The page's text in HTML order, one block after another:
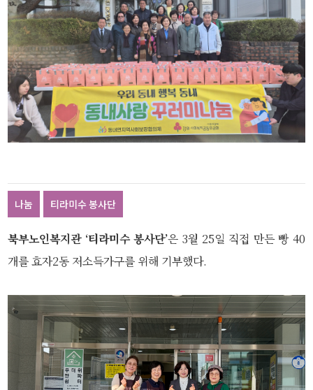
나눔 티라미수 봉사단
북부노인복지관 ‘티라미수 봉사단’은 3월 25일 직접 만든 빵 40
개를 효자2동 저소득가구를 위해 기부했다.